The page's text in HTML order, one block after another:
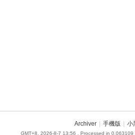
Archiver 手機版 小
GMT+8, 2026-8-7 13:56 , Processed in 0.063109